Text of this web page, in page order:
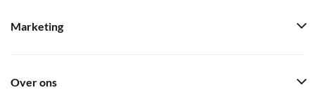
Marketing
Over ons